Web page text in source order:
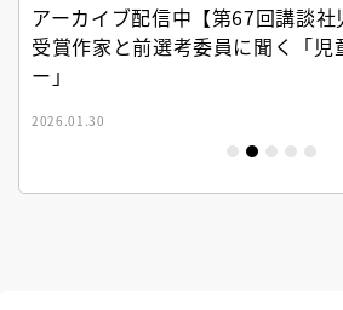
アーカイブ配信中【第67回講談社
受賞作家と前選考委員に聞く「児
ー」
2026.01.30